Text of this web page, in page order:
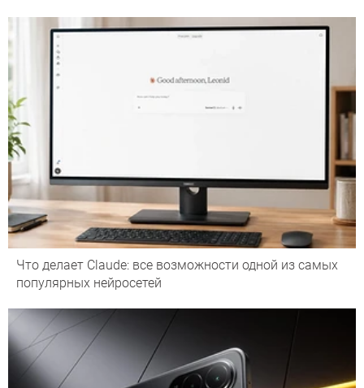
Что делает Сlaude: все возможности одной из самых
популярных нейросетей